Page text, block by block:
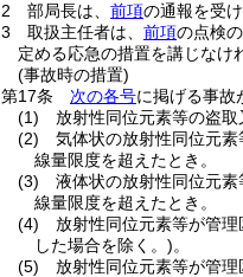
2
部局長は、 前項の通報を受
3
取扱主任者は、 前項の点検
定める応急の措置を講じなけ
(事故時の措置)
第17条
次の各号に掲げる事故
(1)
放射性同位元素等の盗取
(2)
気体状の放射性同位元
線量限度を超えたとき。
(3)
液体状の放射性同位元
線量限度を超えたとき。
(4)
放射性同位元素等が管
した場合を除く。)。
(5)
放射性同位元素等が管理